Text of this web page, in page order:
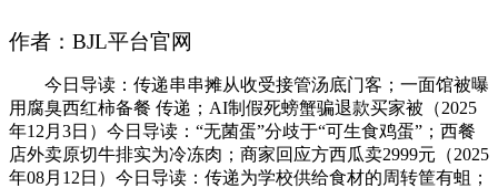
作者：BJL平台官网
今日导读：传递串串摊从收受接管汤底门客；一面馆被曝
用腐臭西红柿备餐 传递；AI制假死螃蟹骗退款买家被（2025
年12月3日）今日导读：“无菌蛋”分歧于“可生食鸡蛋”；西餐
店外卖原切牛排实为冷冻肉；商家回应方西瓜卖2999元（2025
年08月12日）今日导读：传递为学校供给食材的周转筐有蛆；